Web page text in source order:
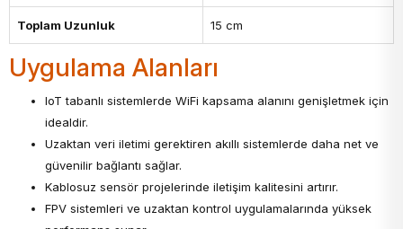
Toplam Uzunluk 15 cm
Uygulama Alanları
IoT tabanlı sistemlerde WiFi kapsama alanını genişletmek için
idealdir.
Uzaktan veri iletimi gerektiren akıllı sistemlerde daha net ve
güvenilir bağlantı sağlar.
Kablosuz sensör projelerinde iletişim kalitesini artırır.
FPV sistemleri ve uzaktan kontrol uygulamalarında yüksek